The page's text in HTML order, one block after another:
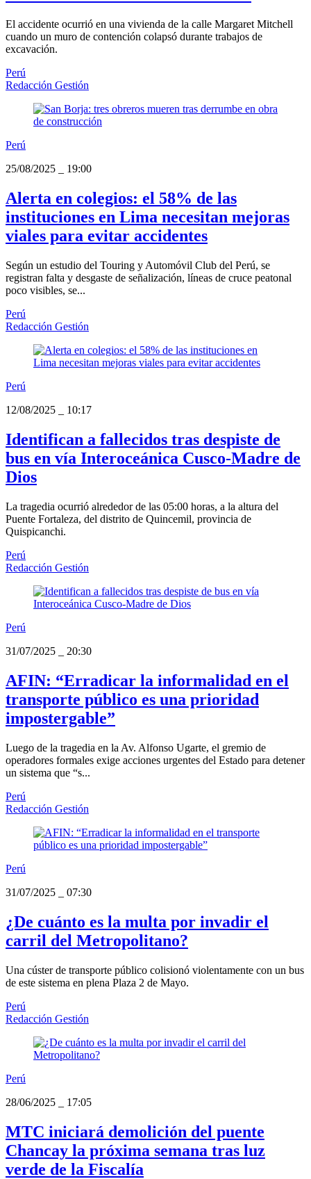
El accidente ocurrió en una vivienda de la calle Margaret Mitchell
cuando un muro de contención colapsó durante trabajos de
excavación.
Perú
Redacción Gestión
Perú
25/08/2025
19:00
Alerta en colegios: el 58% de las
instituciones en Lima necesitan mejoras
viales para evitar accidentes
Según un estudio del Touring y Automóvil Club del Perú, se
registran falta y desgaste de señalización, líneas de cruce peatonal
poco visibles, se...
Perú
Redacción Gestión
Perú
12/08/2025
10:17
Identifican a fallecidos tras despiste de
bus en vía Interoceánica Cusco-Madre de
Dios
La tragedia ocurrió alrededor de las 05:00 horas, a la altura del
Puente Fortaleza, del distrito de Quincemil, provincia de
Quispicanchi.
Perú
Redacción Gestión
Perú
31/07/2025
20:30
AFIN: “Erradicar la informalidad en el
transporte público es una prioridad
impostergable”
Luego de la tragedia en la Av. Alfonso Ugarte, el gremio de
operadores formales exige acciones urgentes del Estado para detener
un sistema que “s...
Perú
Redacción Gestión
Perú
31/07/2025
07:30
¿De cuánto es la multa por invadir el
carril del Metropolitano?
Una cúster de transporte público colisionó violentamente con un bus
de este sistema en plena Plaza 2 de Mayo.
Perú
Redacción Gestión
Perú
28/06/2025
17:05
MTC iniciará demolición del puente
Chancay la próxima semana tras luz
verde de la Fiscalía